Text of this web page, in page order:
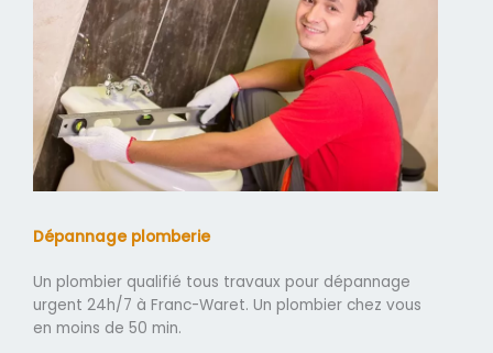
Dépannage plomberie
Un plombier qualifié tous travaux pour dépannage
urgent 24h/7 à Franc-Waret. Un plombier chez vous
en moins de 50 min.